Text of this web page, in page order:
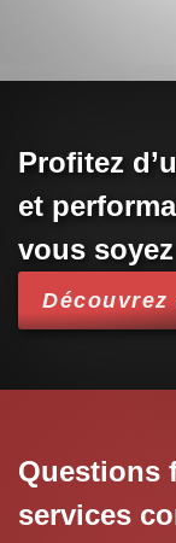
Profitez
et
vous soyez
Questions
services